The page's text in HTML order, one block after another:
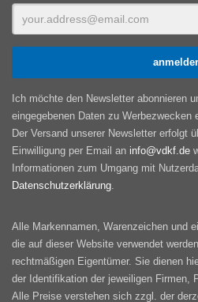
Ich möchte den Newsletter abonnieren
eingegebenen Daten zu Werbezwecken
Der Versand unserer Newsletter erfolgt
Einwilligung per Email an info@vdkf.de
Informationen zum Umgang mit
Datenschutzerklärung.
Alle Markennamen, Warenzeichen und
die auf dieser Website verwendet
rechtmäßigen Eigentümer. Sie dienen
der Identifikation der jeweiligen Firmen,
Alle Preise verstehen sich zzgl. der